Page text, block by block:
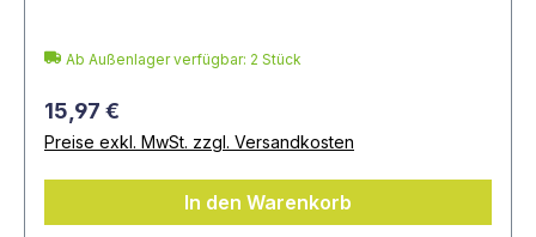
Ab Außenlager verfügbar: 2 Stück
15,97 €
Preise exkl. MwSt. zzgl. Versandkosten
In den Warenkorb